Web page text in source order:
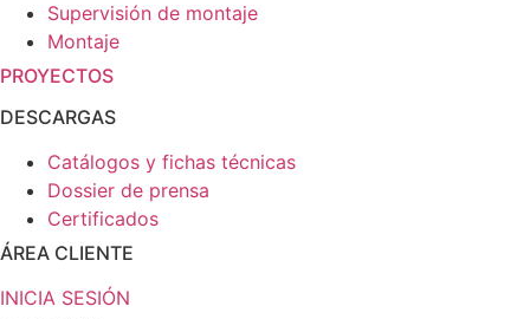
Supervisión de montaje
Montaje
PROYECTOS
DESCARGAS
Catálogos y fichas técnicas
Dossier de prensa
Certificados
ÁREA CLIENTE
INICIA SESIÓN